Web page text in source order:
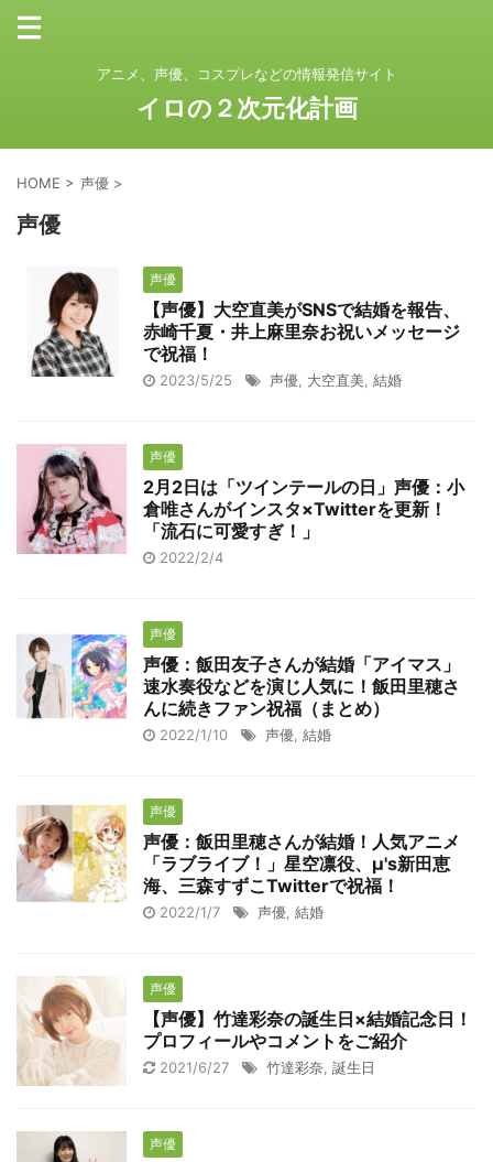
アニメ、声優、コスプレなどの情報発信サイト
イロの２次元化計画
HOME > 声優 >
声優
声優
【声優】大空直美がSNSで結婚を報告、
赤崎千夏・井上麻里奈お祝いメッセージ
で祝福！
2023/5/25 声優 大空直美 結婚
声優
2月2日は「ツインテールの日」声優：小
倉唯さんがインスタ×Twitterを更新！
「流石に可愛すぎ！」
2022/2/4
声優
声優：飯田友子さんが結婚「アイマス」
速水奏役などを演じ人気に！飯田里穂さ
んに続きファン祝福（まとめ）
2022/1/10 声優 結婚
声優
声優：飯田里穂さんが結婚！人気アニメ
「ラブライブ！」星空凛役、μ's新田恵
海、三森すずこTwitterで祝福！
2022/1/7 声優 結婚
声優
【声優】竹達彩奈の誕生日×結婚記念日！
プロフィールやコメントをご紹介
2021/6/27 竹達彩奈 誕生日
声優